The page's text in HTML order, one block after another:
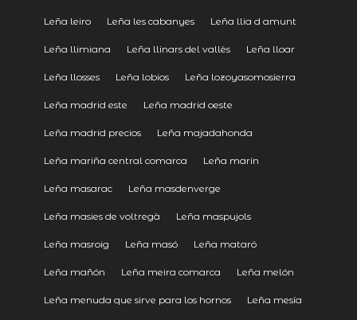
Leña leiro Leña les cabanyes Leña llia d amunt
Leña llimiana Leña llinars del vallès Leña lloar
Leña llosses Leña lobios Leña lozoyasomosierra
Leña madrid este Leña madrid oeste
Leña madrid precios Leña majadahonda
Leña mariña central comarca Leña marín
Leña masarac Leña masdenverge
Leña masies de voltregà Leña maspujols
Leña masroig Leña masó Leña mataró
Leña mañón Leña meira comarca Leña melón
Leña menuda que sirve para los hornos Leña mesía